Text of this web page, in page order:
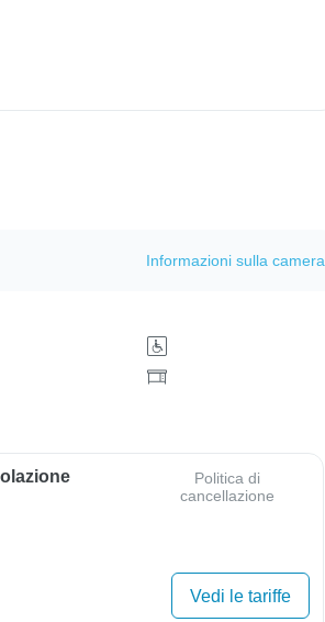
Informazioni sulla camera
Politica di
cancellazione
Vedi le tariffe